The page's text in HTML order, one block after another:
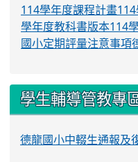
114學年度課程計畫
學年度教科書版本114
國小定期評量注意事項
學生輔導管教專
德龍國小中輟生通報及